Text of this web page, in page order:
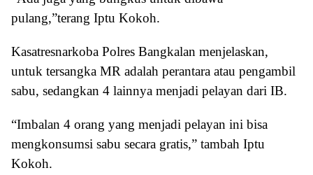
pulang,”terang Iptu Kokoh.
Kasatresnarkoba Polres Bangkalan menjelaskan,
untuk tersangka MR adalah perantara atau pengambil
sabu, sedangkan 4 lainnya menjadi pelayan dari IB.
“Imbalan 4 orang yang menjadi pelayan ini bisa
mengkonsumsi sabu secara gratis,” tambah Iptu
Kokoh.